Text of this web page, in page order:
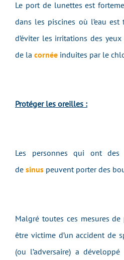
Le port de lunettes est
dans les piscines où l’eau est
d’éviter les irritations des
de la cornée induites par le
Protéger les oreilles :
Les personnes qui ont des
de sinus peuvent porter des
Malgré toutes ces mesures
être victime d’un accident de
(ou l’adversaire) a